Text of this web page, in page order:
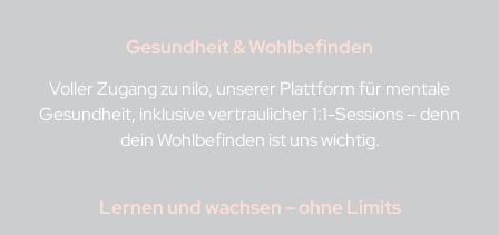
Gesundheit & Wohlbefinden
Voller Zugang zu nilo, unserer Plattform für mentale
Gesundheit, inklusive vertraulicher 1:1-Sessions – denn
dein Wohlbefinden ist uns wichtig.
Lernen und wachsen – ohne Limits